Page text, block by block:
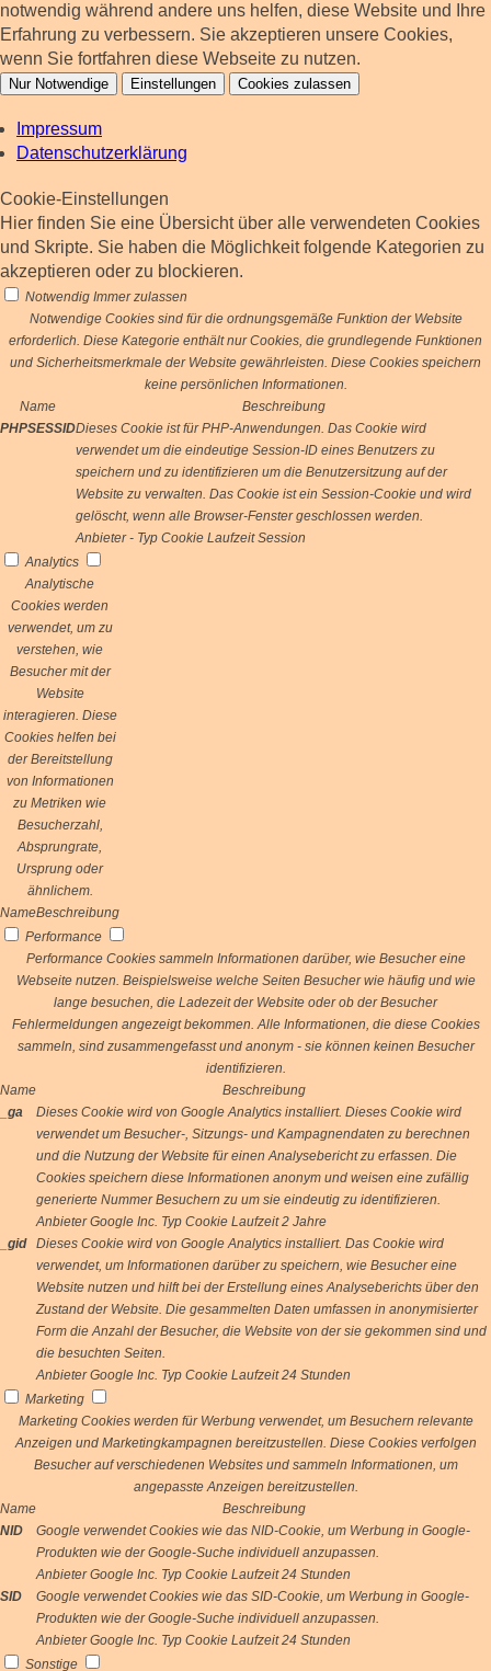
notwendig während andere uns helfen, diese Website und Ihre
Erfahrung zu verbessern. Sie akzeptieren unsere Cookies,
wenn Sie fortfahren diese Webseite zu nutzen.
Nur Notwendige Einstellungen Cookies zulassen
Impressum
Datenschutzerklärung
Cookie-Einstellungen
Hier finden Sie eine Übersicht über alle verwendeten Cookies
und Skripte. Sie haben die Möglichkeit folgende Kategorien zu
akzeptieren oder zu blockieren.
Notwendig Immer zulassen
Notwendige Cookies sind für die ordnungsgemäße Funktion der Website
erforderlich. Diese Kategorie enthält nur Cookies, die grundlegende Funktionen
und Sicherheitsmerkmale der Website gewährleisten. Diese Cookies speichern
keine persönlichen Informationen.
Name
Beschreibung
PHPSESSIDDieses Cookie ist für PHP-Anwendungen. Das Cookie wird
verwendet um die eindeutige Session-ID eines Benutzers zu
speichern und zu identifizieren um die Benutzersitzung auf der
Website zu verwalten. Das Cookie ist ein Session-Cookie und wird
gelöscht, wenn alle Browser-Fenster geschlossen werden.
Anbieter - Typ Cookie Laufzeit Session
Analytics
Analytische
Cookies werden
verwendet, um zu
verstehen, wie
Besucher mit der
Website
interagieren. Diese
Cookies helfen bei
der Bereitstellung
von Informationen
zu Metriken wie
Besucherzahl,
Absprungrate,
Ursprung oder
ähnlichem.
NameBeschreibung
Performance
Performance Cookies sammeln Informationen darüber, wie Besucher eine
Webseite nutzen. Beispielsweise welche Seiten Besucher wie häufig und wie
lange besuchen, die Ladezeit der Website oder ob der Besucher
Fehlermeldungen angezeigt bekommen. Alle Informationen, die diese Cookies
sammeln, sind zusammengefasst und anonym - sie können keinen Besucher
identifizieren.
Name
Beschreibung
_ga
Dieses Cookie wird von Google Analytics installiert. Dieses Cookie wird
verwendet um Besucher-, Sitzungs- und Kampagnendaten zu berechnen
und die Nutzung der Website für einen Analysebericht zu erfassen. Die
Cookies speichern diese Informationen anonym und weisen eine zufällig
generierte Nummer Besuchern zu um sie eindeutig zu identifizieren.
Anbieter Google Inc. Typ Cookie Laufzeit 2 Jahre
_gid
Dieses Cookie wird von Google Analytics installiert. Das Cookie wird
verwendet, um Informationen darüber zu speichern, wie Besucher eine
Website nutzen und hilft bei der Erstellung eines Analyseberichts über den
Zustand der Website. Die gesammelten Daten umfassen in anonymisierter
Form die Anzahl der Besucher, die Website von der sie gekommen sind und
die besuchten Seiten.
Anbieter Google Inc. Typ Cookie Laufzeit 24 Stunden
Marketing
Marketing Cookies werden für Werbung verwendet, um Besuchern relevante
Anzeigen und Marketingkampagnen bereitzustellen. Diese Cookies verfolgen
Besucher auf verschiedenen Websites und sammeln Informationen, um
angepasste Anzeigen bereitzustellen.
Name
Beschreibung
NID
Google verwendet Cookies wie das NID-Cookie, um Werbung in Google-
Produkten wie der Google-Suche individuell anzupassen.
Anbieter Google Inc. Typ Cookie Laufzeit 24 Stunden
SID
Google verwendet Cookies wie das SID-Cookie, um Werbung in Google-
Produkten wie der Google-Suche individuell anzupassen.
Anbieter Google Inc. Typ Cookie Laufzeit 24 Stunden
Sonstige